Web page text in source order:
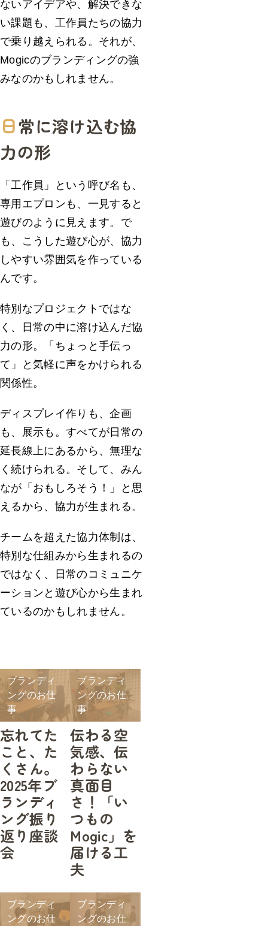
ないアイデアや、解決できな
い課題も、工作員たちの協力
で乗り越えられる。それが、
Mogicのブランディングの強
みなのかもしれません。
日常に溶け込む協
力の形
「工作員」という呼び名も、
専用エプロンも、一見すると
遊びのように見えます。で
も、こうした遊び心が、協力
しやすい雰囲気を作っている
んです。
特別なプロジェクトではな
く、日常の中に溶け込んだ協
力の形。「ちょっと手伝っ
て」と気軽に声をかけられる
関係性。
ディスプレイ作りも、企画
も、展示も。すべてが日常の
延長線上にあるから、無理な
く続けられる。そして、みん
なが「おもしろそう！」と思
えるから、協力が生まれる。
チームを超えた協力体制は、
特別な仕組みから生まれるの
ではなく、日常のコミュニケ
ーションと遊び心から生まれ
ているのかもしれません。
ブランディ
ングのお仕
事
忘れてた
こと、た
くさん。
2025年ブ
ランディ
ング振り
返り座談
会
ブランディ
ングのお仕
事
伝わる空
気感、伝
わらない
真面目
さ！「い
つもの
Mogic」を
届ける工
夫
ブランディ
ングのお仕
ブランディ
ングのお仕